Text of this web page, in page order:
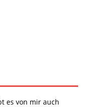
es von mir auch